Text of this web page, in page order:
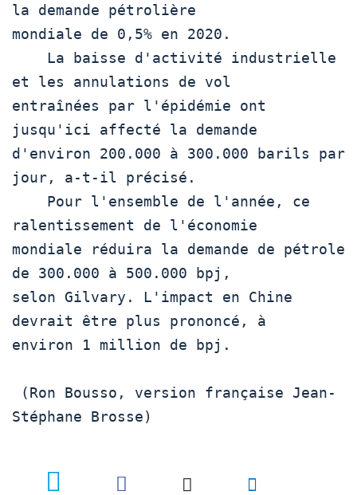
la demande pétrolière
mondiale de 0,5% en 2020.
et les annulations de vol
entraînées par l'épidémie ont
jusqu'ici affecté la demande
d'environ 200.000 à 300.000 barils par
jour, a-t-il précisé.
ralentissement de l'économie
mondiale réduira la demande de pétrole
de 300.000 à 500.000 bpj,
selon Gilvary. L'impact en Chine
devrait être plus prononcé, à
environ 1 million de bpj.
Stéphane Brosse)